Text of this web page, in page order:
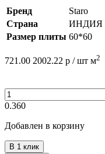
Бренд
Staro
Страна
ИНДИЯ
Размер плиты 60*60
721.00 2002.22 р / шт м2
0.360
Добавлен в корзину
В 1 клик